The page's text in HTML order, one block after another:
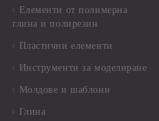
Елементи от полимерна
глина и полирезин
Пластични елементи
Инструменти за моделиране
Молдове и шаблони
Глина